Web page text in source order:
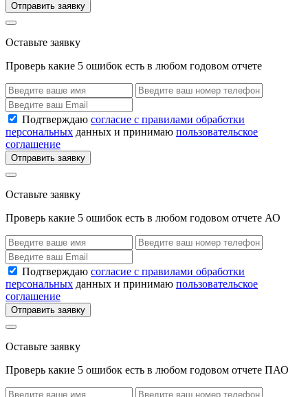
Отправить заявку
Оставьте заявку
Проверь какие 5 ошибок есть в любом годовом отчете
Подтверждаю согласие с правилами обработки
персональных данных и принимаю пользовательское
соглашение
Отправить заявку
Оставьте заявку
Проверь какие 5 ошибок есть в любом годовом отчете АО
Подтверждаю согласие с правилами обработки
персональных данных и принимаю пользовательское
соглашение
Отправить заявку
Оставьте заявку
Проверь какие 5 ошибок есть в любом годовом отчете ПАО